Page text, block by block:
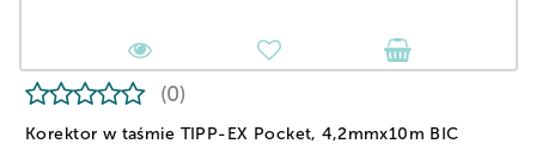
Korektor w taśmie TIPP-EX Pocket, 4,2mmx10m BIC
(0)